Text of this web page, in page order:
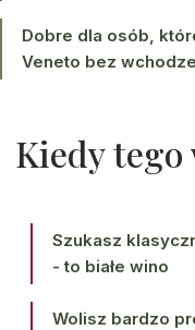
Dobre dla osób,
Veneto bez
Kiedy
Szukasz
- to białe wino
Wolisz bardzo